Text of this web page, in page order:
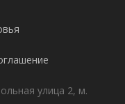
улица 2, м.